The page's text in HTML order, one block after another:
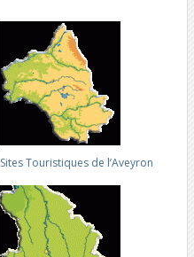
Sites Touristiques de l’Aveyron